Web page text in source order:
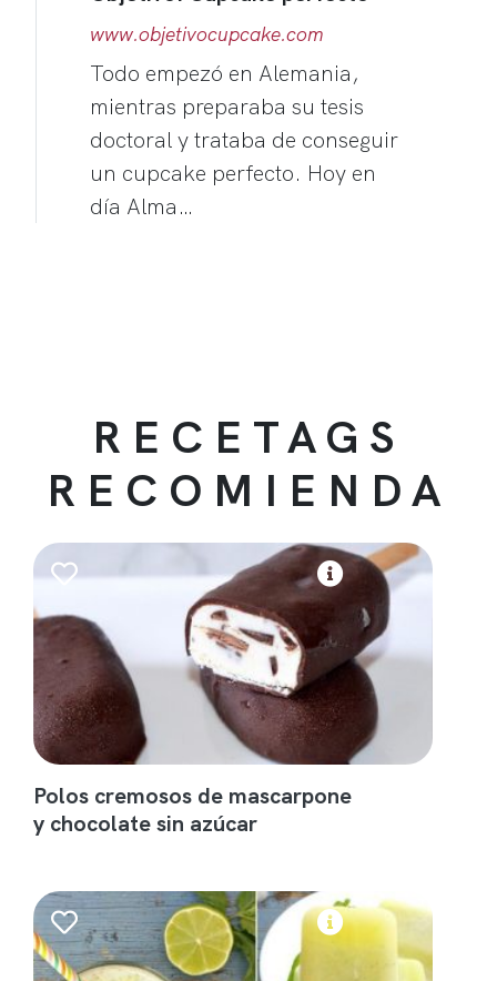
www.objetivocupcake.com
Todo empezó en Alemania,
mientras preparaba su tesis
doctoral y trataba de conseguir
un cupcake perfecto. Hoy en
día Alma…
RECETAGS
RECOMIENDA
Polos cremosos de mascarpone
y chocolate sin azúcar